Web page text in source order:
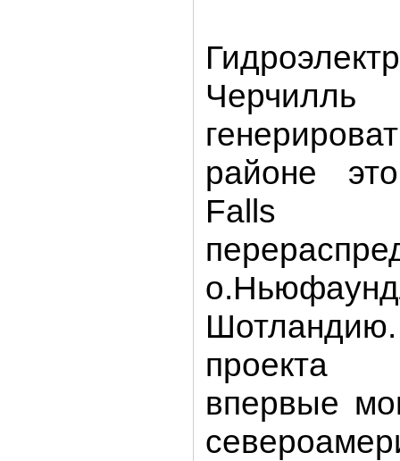
районе
Falls
проекта
впервые